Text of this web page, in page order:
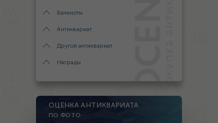
Банкноты
Антиквариат
Другой антиквариат
Награды
ОЦЕНКА АНТИКВАРИАТА
ПО ФОТО